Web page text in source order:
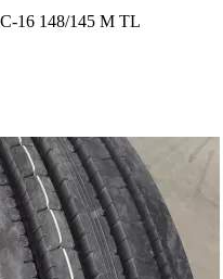
16 148/145 M TL